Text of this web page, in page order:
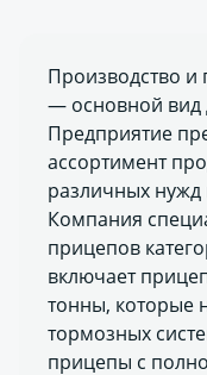
Производство
— основной вид
Предприятие
ассортимент
различных нужд
Компания
прицепов
включает
тонны, которые
тормозных
прицепы с